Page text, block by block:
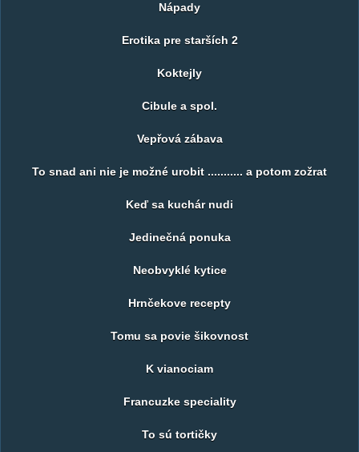
Nápady
Erotika pre starších 2
Koktejly
Cibule a spol.
Vepřová zábava
To snad ani nie je možné urobit ........... a potom zožrat
Keď sa kuchár nudi
Jedinečná ponuka
Neobvyklé kytice
Hrnčekove recepty
Tomu sa povie šikovnost
K vianociam
Francuzke speciality
To sú tortičky